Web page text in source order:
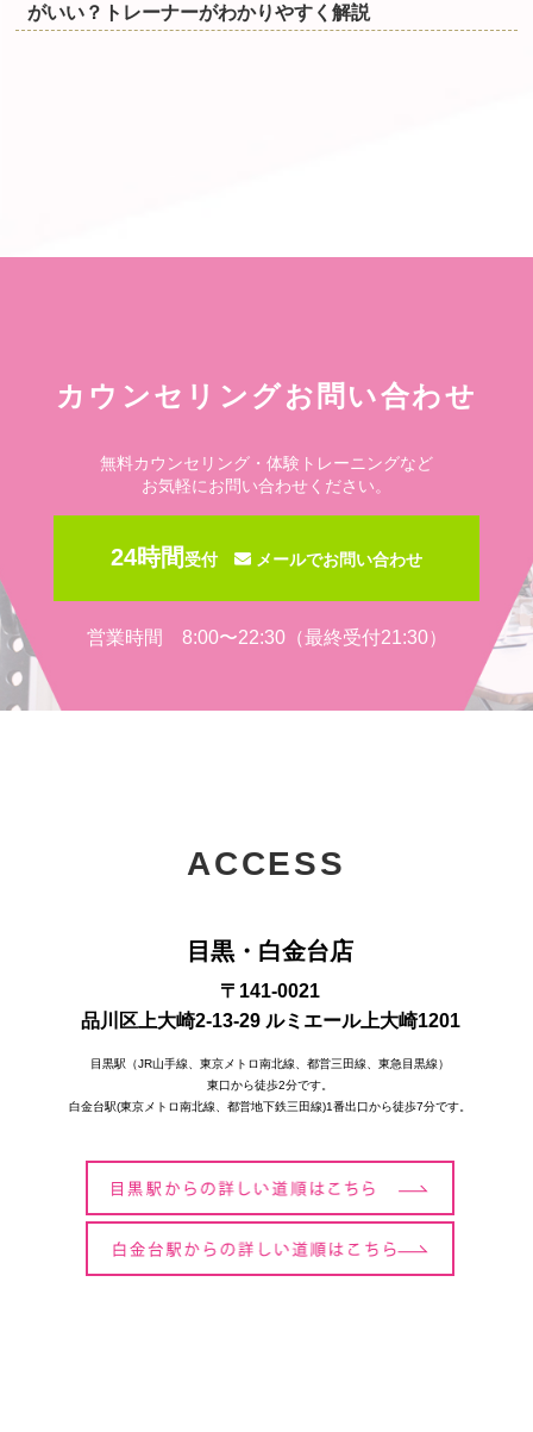
がいい？トレーナーがわかりやすく解説
カウンセリングお問い合わせ
無料カウンセリング・体験トレーニングなど
お気軽にお問い合わせください。
24時間受付 メールでお問い合わせ
営業時間 8:00〜22:30（最終受付21:30）
ACCESS
目黒・白金台店
〒141-0021
品川区上大崎2-13-29 ルミエール上大崎1201
目黒駅（JR山手線、東京メトロ南北線、都営三田線、東急目黒線）
東口から徒歩2分です。
白金台駅(東京メトロ南北線、都営地下鉄三田線)1番出口から徒歩7分です。